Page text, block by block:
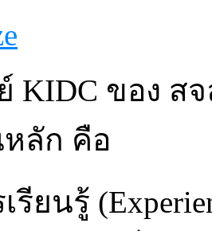
KIDC ของ ส
หลัก คือ
รียนรู้